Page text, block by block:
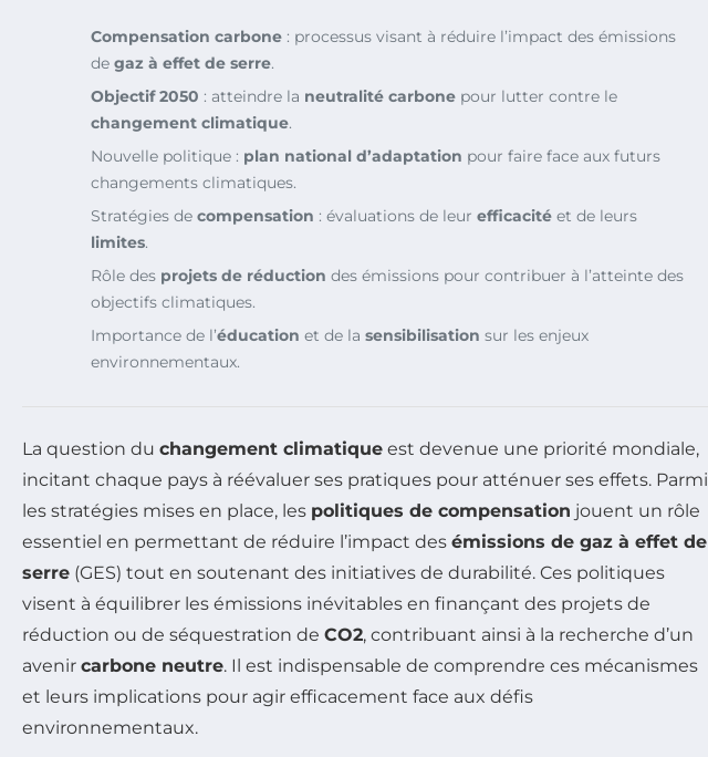
Compensation carbone : processus visant à réduire l’impact des émissions
de gaz à effet de serre.
Objectif 2050 : atteindre la neutralité carbone pour lutter contre le
changement climatique.
Nouvelle politique : plan national d’adaptation pour faire face aux futurs
changements climatiques.
Stratégies de compensation : évaluations de leur efficacité et de leurs
limites.
Rôle des projets de réduction des émissions pour contribuer à l’atteinte des
objectifs climatiques.
Importance de l’éducation et de la sensibilisation sur les enjeux
environnementaux.
La question du changement climatique est devenue une priorité mondiale,
incitant chaque pays à réévaluer ses pratiques pour atténuer ses effets. Parmi
les stratégies mises en place, les politiques de compensation jouent un rôle
essentiel en permettant de réduire l’impact des émissions de gaz à effet de
serre (GES) tout en soutenant des initiatives de durabilité. Ces politiques
visent à équilibrer les émissions inévitables en finançant des projets de
réduction ou de séquestration de CO2, contribuant ainsi à la recherche d’un
avenir carbone neutre. Il est indispensable de comprendre ces mécanismes
et leurs implications pour agir efficacement face aux défis
environnementaux.